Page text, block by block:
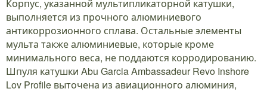
Корпус, указанной мультипликаторной катушки,
выполняется из прочного алюминиевого
антикоррозионного сплава. Остальные элементы
мульта также алюминиевые, которые кроме
минимального веса, не поддаются корродированию.
Шпуля катушки Abu Garcia Ambassadeur Revo Inshore
Lov Profile выточена из авиационного алюминия,